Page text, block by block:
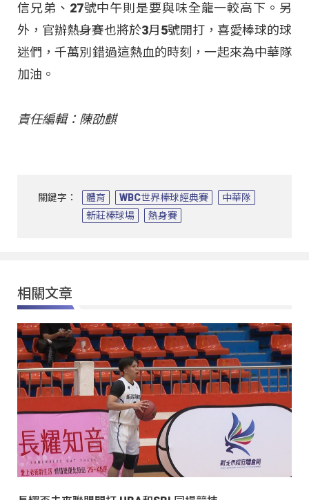
信兄弟、27號中午則是要與味全龍一較高下。另
外，官辦熱身賽也將於3月5號開打，喜愛棒球的球
迷們，千萬別錯過這熱血的時刻，一起來為中華隊
加油。
責任編輯：陳劭麒
關鍵字： 體育 WBC世界棒球經典賽
中華隊
新莊棒球場
熱身賽
相關文章